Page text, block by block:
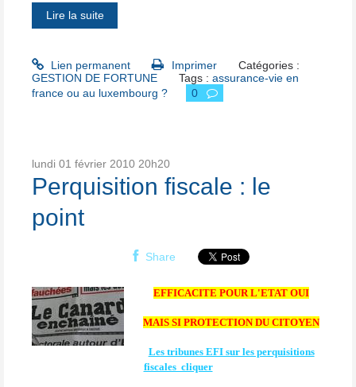
Lire la suite
Lien permanent Imprimer
Catégories :
GESTION DE FORTUNE
Tags :assurance-vie en
france ou au luxembourg ?
0
lundi 01 février 2010 20h20
Perquisition fiscale : le
point
Share
EFFICACITE POUR L'ETAT OUI
MAIS SI PROTECTION DU CITOYEN
Les tribunes EFI sur les perquisitions
fiscales cliquer